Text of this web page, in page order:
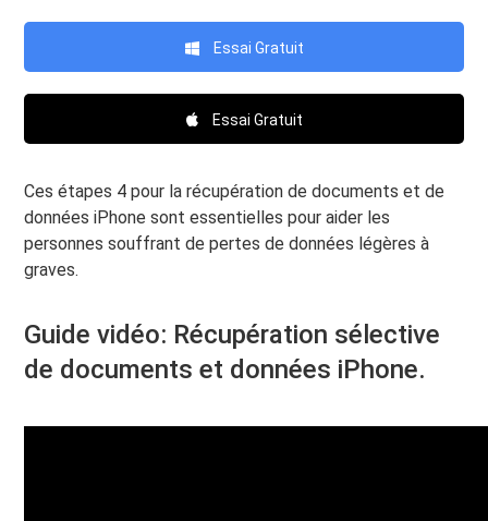
Essai Gratuit
Essai Gratuit
Ces étapes 4 pour la récupération de documents et de
données iPhone sont essentielles pour aider les
personnes souffrant de pertes de données légères à
graves.
Guide vidéo: Récupération sélective
de documents et données iPhone.